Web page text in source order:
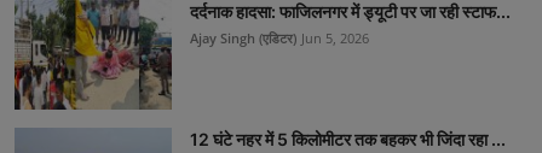
दर्दनाक हादसा: फाजिलनगर में ड्यूटी पर जा रही स्टाफ...
Ajay Singh (एडिटर) Jun 5, 2026
12 घंटे नहर में 5 किलोमीटर तक बहकर भी जिंदा रहा ...